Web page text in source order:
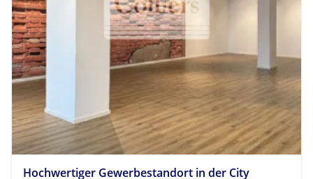
Hochwertiger Gewerbestandort in der City